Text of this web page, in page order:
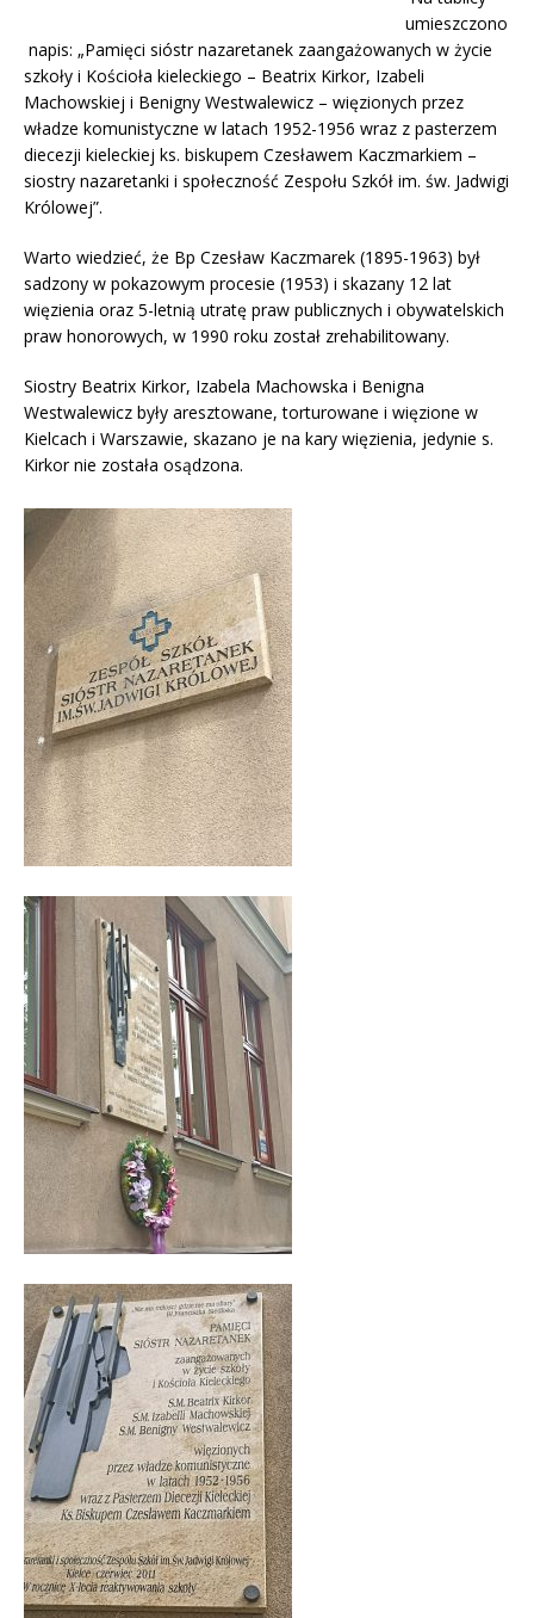
umieszczono
napis: „Pamięci sióstr nazaretanek zaangażowanych w życie
szkoły i Kościoła kieleckiego – Beatrix Kirkor, Izabeli
Machowskiej i Benigny Westwalewicz – więzionych przez
władze komunistyczne w latach 1952-1956 wraz z pasterzem
diecezji kieleckiej ks. biskupem Czesławem Kaczmarkiem –
siostry nazaretanki i społeczność Zespołu Szkół im. św. Jadwigi
Królowej”.
Warto wiedzieć, że Bp Czesław Kaczmarek (1895-1963) był
sadzony w pokazowym procesie (1953) i skazany 12 lat
więzienia oraz 5-letnią utratę praw publicznych i obywatelskich
praw honorowych, w 1990 roku został zrehabilitowany.
Siostry Beatrix Kirkor, Izabela Machowska i Benigna
Westwalewicz były aresztowane, torturowane i więzione w
Kielcach i Warszawie, skazano je na kary więzienia, jedynie s.
Kirkor nie została osądzona.